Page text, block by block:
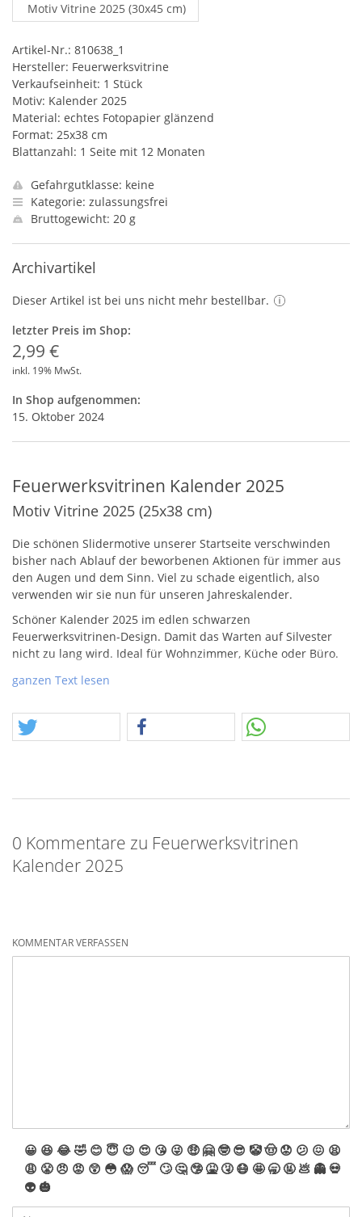
Motiv Vitrine 2025 (30x45 cm)
Artikel-Nr.: 810638_1
Hersteller: Feuerwerksvitrine
Verkaufseinheit: 1 Stück
Motiv: Kalender 2025
Material: echtes Fotopapier glänzend
Format: 25x38 cm
Blattanzahl: 1 Seite mit 12 Monaten
Gefahrgutklasse: keine
Kategorie: zulassungsfrei
Bruttogewicht: 20 g
Archivartikel
Dieser Artikel ist bei uns nicht mehr bestellbar.
letzter Preis im Shop:
2,99 €
inkl. 19% MwSt.
In Shop aufgenommen:
15. Oktober 2024
Feuerwerksvitrinen Kalender 2025
Motiv Vitrine 2025 (25x38 cm)
Die schönen Slidermotive unserer Startseite verschwinden
bisher nach Ablauf der beworbenen Aktionen für immer aus
den Augen und dem Sinn. Viel zu schade eigentlich, also
verwenden wir sie nun für unseren Jahreskalender.
Schöner Kalender 2025 im edlen schwarzen
Feuerwerksvitrinen-Design. Damit das Warten auf Silvester
nicht zu lang wird. Ideal für Wohnzimmer, Küche oder Büro.
Hinweis zur Bestellung: Wenn Sie eine separate Bestellung
Post an Sie schicken. Bei Bestellung zusammen mit
Feuerwerksartikeln, erhalten Sie den Kalender am Jahresende
mit Ihrer Gesamtbestellung.
ganzen Text lesen
0 Kommentare zu Feuerwerksvitrinen
Kalender 2025
KOMMENTAR VERFASSEN
😀 😆 😂🤣 😊 😇 😉 😍 😘 😜 🤑 🤗 🤓 😎 🤡🤠 😟 😕 😖 😫
😩 😤 😠 😡 😲 😳 😱 😴 🙄 🤔 🤥 🤮 🤧 😷 🤩 🥱 🤬 💩 👻 💀
👽 🎃